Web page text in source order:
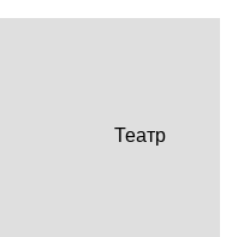
Театр